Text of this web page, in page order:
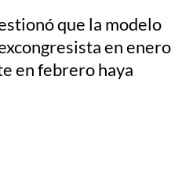
que la modelo
en enero
en febrero haya